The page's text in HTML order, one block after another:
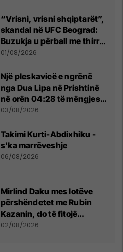
“Vrisni, vrisni shqiptarët”,
skandal në UFC Beograd:
Buzukja u përball me thirrje
anti-shqiptare nga
01/08/2026
Një pleskavicë e ngrënë
nga Dua Lipa në Prishtinë
në orën 04:28 të mëngjesit
- dhe bota digjitale serbe
03/08/2026
Takimi Kurti-Abdixhiku -
s'ka marrëveshje
06/08/2026
Mirlind Daku mes lotëve
përshëndetet me Rubin
Kazanin, do të fitojë
miliona te Spartak Moska
02/08/2026